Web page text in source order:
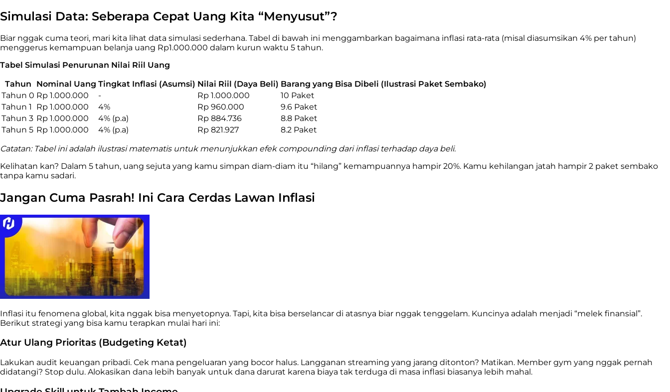
Simulasi Data: Seberapa Cepat Uang Kita “Menyusut”?
Biar nggak cuma teori, mari kita lihat data simulasi sederhana. Tabel di bawah ini menggambarkan bagaimana inflasi rata-rata (misal diasumsikan 4% per tahun)
menggerus kemampuan belanja uang Rp1.000.000 dalam kurun waktu 5 tahun.
Tabel Simulasi Penurunan Nilai Riil Uang
Tahun
Nominal Uang Tingkat Inflasi (Asumsi) Nilai Riil (Daya Beli) Barang yang Bisa Dibeli (Ilustrasi Paket Sembako)
Tahun 0 Rp 1.000.000 - Rp 1.000.000
10 Paket
Tahun 1
Rp 1.000.000 4% Rp 960.000
9.6 Paket
Tahun 3 Rp 1.000.000 4% (p.a) Rp 884.736
8.8 Paket
Tahun 5 Rp 1.000.000 4% (p.a) Rp 821.927
8.2 Paket
Catatan: Tabel ini adalah ilustrasi matematis untuk menunjukkan efek compounding dari inflasi terhadap daya beli.
Kelihatan kan? Dalam 5 tahun, uang sejuta yang kamu simpan diam-diam itu “hilang” kemampuannya hampir 20%. Kamu kehilangan jatah hampir 2 paket sembako
tanpa kamu sadari.
Jangan Cuma Pasrah! Ini Cara Cerdas Lawan Inflasi
Inflasi itu fenomena global, kita nggak bisa menyetopnya. Tapi, kita bisa berselancar di atasnya biar nggak tenggelam. Kuncinya adalah menjadi “melek finansial”.
Berikut strategi yang bisa kamu terapkan mulai hari ini:
Atur Ulang Prioritas (Budgeting Ketat)
Lakukan audit keuangan pribadi. Cek mana pengeluaran yang bocor halus. Langganan streaming yang jarang ditonton? Matikan. Member gym yang nggak pernah
didatangi? Stop dulu. Alokasikan dana lebih banyak untuk dana darurat karena biaya tak terduga di masa inflasi biasanya lebih mahal.